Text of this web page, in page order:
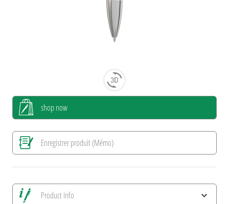
shop now
Enregistrer produit (Mémo)
Product info